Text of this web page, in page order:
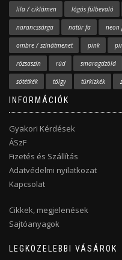
lila / ciklámen lógós fülbevaló
narancssárga natúr fa neon
ombre / színátmenet pink
rózsaszín rúd smaragdzöld
sötétkék tölgy türkizkék
INFORMÁCIÓK
Gyakori Kérdések
ÁSzF
Fizetés és Szállítás
Adatvédelmi nyilatkozat
Kapcsolat
Cikkek, megjelenések
Sajtóanyagok
LEGKÖZELEBBI VÁSÁROK